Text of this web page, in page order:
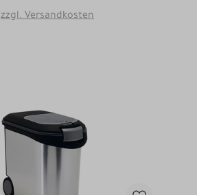
zzgl. Versandkosten